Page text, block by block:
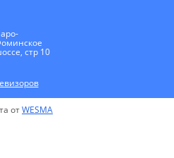
стр 10
отWESMA